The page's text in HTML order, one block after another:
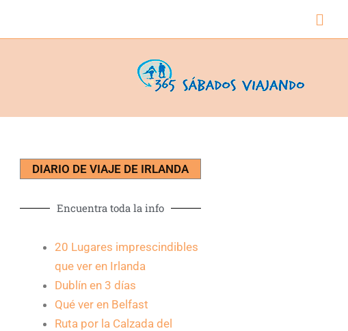
DIARIO DE VIAJE DE IRLANDA
Encuentra toda la info
20 Lugares imprescindibles
que ver en Irlanda
Dublín en 3 días
Qué ver en Belfast
Ruta por la Calzada del